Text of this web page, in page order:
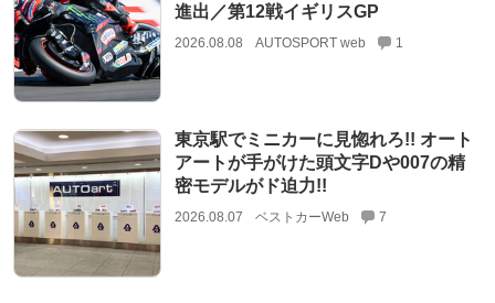
進出／第12戦イギリスGP
2026.08.08 AUTOSPORT web 1
東京駅でミニカーに見惚れろ!! オート
アートが手がけた頭文字Dや007の精
密モデルがド迫力!!
2026.08.07 ベストカーWeb 7